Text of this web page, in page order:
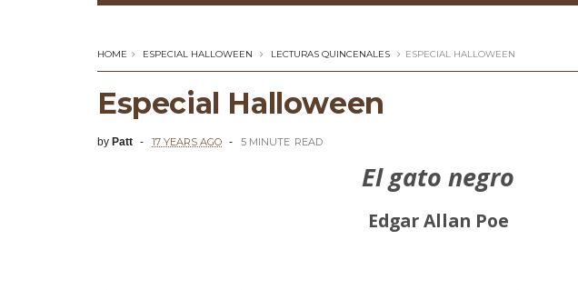
HOME ESPECIAL HALLOWEEN LECTURAS QUINCENALES ESPECIAL HALLOWEEN
Especial Halloween
by Patt 17 YEARS AGO 5 MINUTE READ
El gato negro
Edgar Allan Poe